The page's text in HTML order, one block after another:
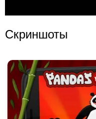
Скриншоты